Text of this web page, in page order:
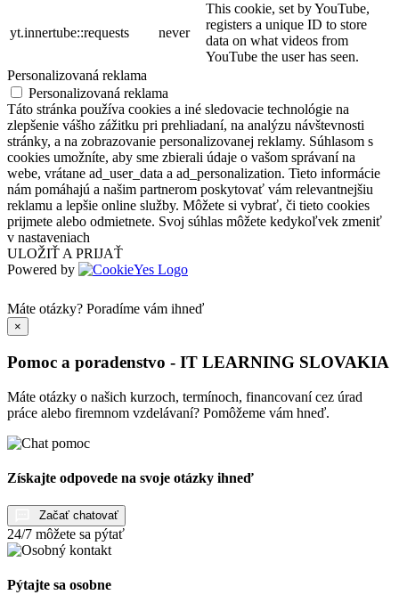
yt.innertube::requests never
This cookie, set by YouTube,
registers a unique ID to store
data on what videos from
YouTube the user has seen.
Personalizovaná reklama
Personalizovaná reklama
Táto stránka používa cookies a iné sledovacie technológie na
zlepšenie vášho zážitku pri prehliadaní, na analýzu návštevnosti
stránky, a na zobrazovanie personalizovanej reklamy. Súhlasom s
cookies umožníte, aby sme zbierali údaje o vašom správaní na
webe, vrátane ad_user_data a ad_personalization. Tieto informácie
nám pomáhajú a našim partnerom poskytovať vám relevantnejšiu
reklamu a lepšie online služby. Môžete si vybrať, či tieto cookies
prijmete alebo odmietnete. Svoj súhlas môžete kedykoľvek zmeniť
v nastaveniach
ULOŽIŤ A PRIJAŤ
Powered by
Máte otázky? Poradíme vám ihneď
×
Pomoc a poradenstvo - IT LEARNING SLOVAKIA
Máte otázky o našich kurzoch, termínoch, financovaní cez úrad
práce alebo firemnom vzdelávaní? Pomôžeme vám hneď.
Získajte odpovede na svoje otázky ihneď
Začať chatovať
24/7 môžete sa pýtať
Pýtajte sa osobne